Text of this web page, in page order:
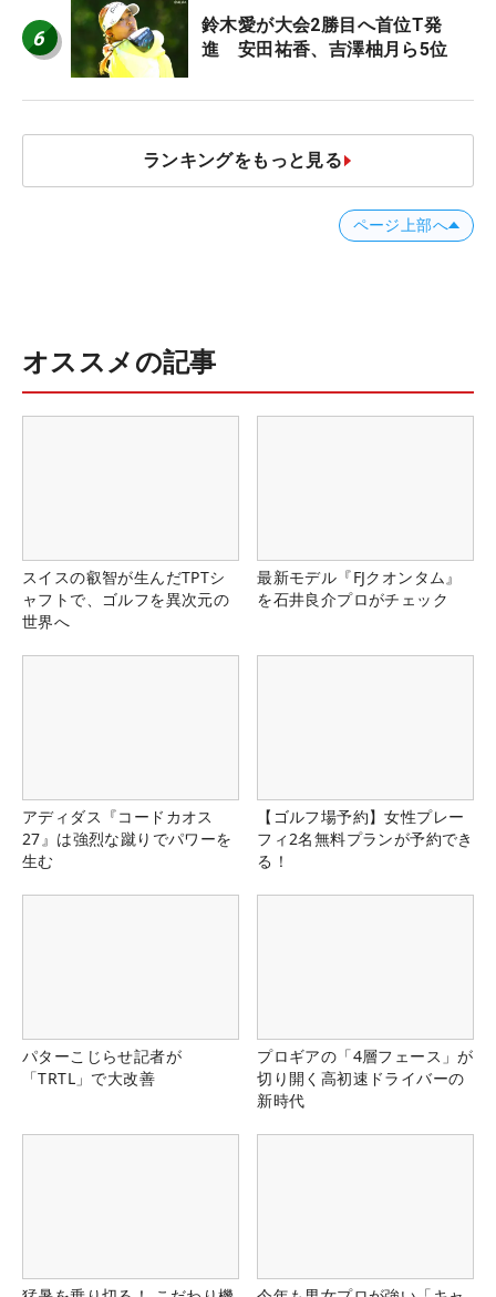
6
鈴木愛が大会2勝目へ首位T発
進 安田祐香、吉澤柚月ら5位
ランキングをもっと見る
ページ上部へ
オススメの記事
スイスの叡智が生んだTPTシ
ャフトで、ゴルフを異次元の
世界へ
最新モデル『FJクオンタム』
を石井良介プロがチェック
アディダス『コードカオス
27』は強烈な蹴りでパワーを
生む
【ゴルフ場予約】女性プレー
フィ2名無料プランが予約でき
る！
パターこじらせ記者が
「TRTL」で大改善
プロギアの「4層フェース」が
切り開く高初速ドライバーの
新時代